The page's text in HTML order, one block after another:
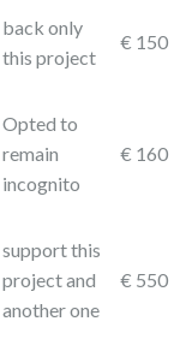
back only
this project
€ 150
Opted to
remain
incognito
€ 160
support this
project and
another one
€ 550